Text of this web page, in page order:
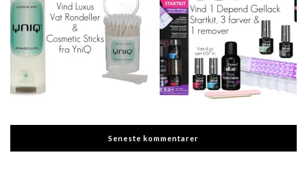
Seneste kommentarer